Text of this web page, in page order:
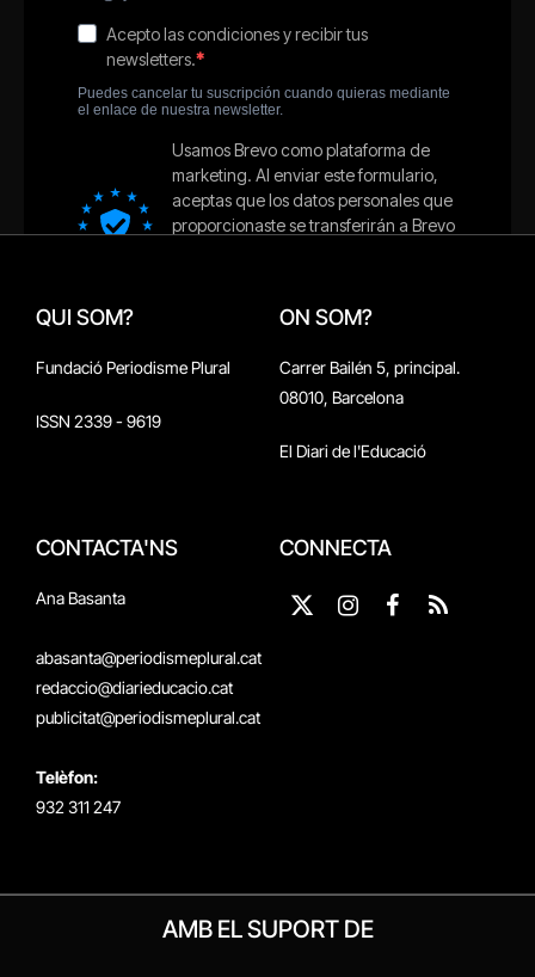
QUI SOM?
Fundació Periodisme Plural
ISSN 2339 - 9619
ON SOM?
Carrer Bailén 5, principal.
08010, Barcelona
El Diari de l'Educació
CONTACTA'NS
Ana Basanta
abasanta@periodismeplural.cat
redaccio@diarieducacio.cat
publicitat@periodismeplural.cat
Telèfon:
932 311 247
CONNECTA
X
Instagram
Facebook
RSS
AMB EL SUPORT DE